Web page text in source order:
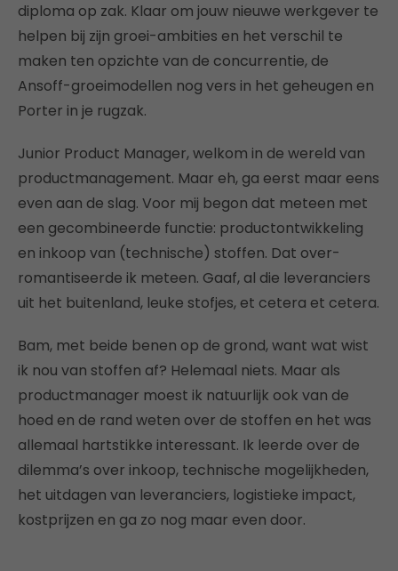
diploma op zak. Klaar om jouw nieuwe werkgever te
helpen bij zijn groei-ambities en het verschil te
maken ten opzichte van de concurrentie, de
Ansoff-groeimodellen nog vers in het geheugen en
Porter in je rugzak.
Junior Product Manager, welkom in de wereld van
productmanagement. Maar eh, ga eerst maar eens
even aan de slag. Voor mij begon dat meteen met
een gecombineerde functie: productontwikkeling
en inkoop van (technische) stoffen. Dat over-
romantiseerde ik meteen. Gaaf, al die leveranciers
uit het buitenland, leuke stofjes, et cetera et cetera.
Bam, met beide benen op de grond, want wat wist
ik nou van stoffen af? Helemaal niets. Maar als
productmanager moest ik natuurlijk ook van de
hoed en de rand weten over de stoffen en het was
allemaal hartstikke interessant. Ik leerde over de
dilemma’s over inkoop, technische mogelijkheden,
het uitdagen van leveranciers, logistieke impact,
kostprijzen en ga zo nog maar even door.